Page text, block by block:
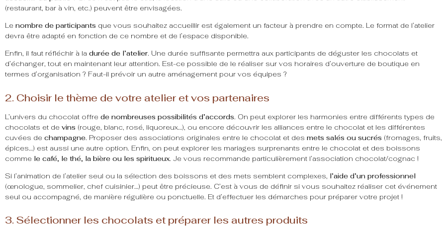
(restaurant, bar à vin, etc.) peuvent être envisagées.
Le nombre de participants que vous souhaitez accueillir est également un facteur à prendre en compte. Le format de l’atelier
devra être adapté en fonction de ce nombre et de l’espace disponible.
Enfin, il faut réfléchir à la durée de l’atelier. Une durée suffisante permettra aux participants de déguster les chocolats et
d’échanger, tout en maintenant leur attention. Est-ce possible de le réaliser sur vos horaires d’ouverture de boutique en
termes d’organisation ? Faut-il prévoir un autre aménagement pour vos équipes ?
2. Choisir le thème de votre atelier et vos partenaires
L’univers du chocolat offre de nombreuses possibilités d’accords. On peut explorer les harmonies entre différents types de
chocolats et de vins (rouge, blanc, rosé, liquoreux…), ou encore découvrir les alliances entre le chocolat et les différentes
cuvées de champagne. Proposer des associations originales entre le chocolat et des mets salés ou sucrés (fromages, fruits,
épices…) est aussi une autre option. Enfin, on peut explorer les mariages surprenants entre le chocolat et des boissons
comme le café, le thé, la bière ou les spiritueux. Je vous recommande particulièrement l’association chocolat/cognac !
Si l’animation de l’atelier seul ou la sélection des boissons et des mets semblent complexes, l’aide d’un professionnel
(œnologue, sommelier, chef cuisinier…) peut être précieuse. C’est à vous de définir si vous souhaitez réaliser cet événement
seul ou accompagné, de manière régulière ou ponctuelle. Et d’effectuer les démarches pour préparer votre projet !
3. Sélectionner les chocolats et préparer les autres produits